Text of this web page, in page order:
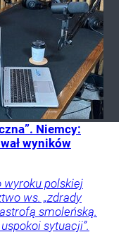
Niemcy:
wyników
wyroku polskiej
ws. „zdrady
smoleńską.
sytuacji”.